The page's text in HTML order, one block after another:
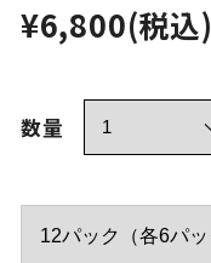
¥6,800(税込)
数量